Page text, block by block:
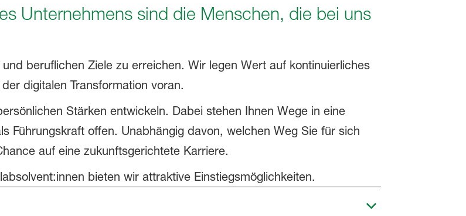
Unternehmens sind die Menschen, die bei uns
beruflichen Ziele zu erreichen. Wir legen Wert auf kontinuierliches
digitalen Transformation voran.
Stärken entwickeln. Dabei stehen Ihnen Wege in eine
Führungskraft offen. Unabhängig davon, welchen Weg Sie für sich
auf eine zukunftsgerichtete Karriere.
bieten wir attraktive Einstiegsmöglichkeiten.